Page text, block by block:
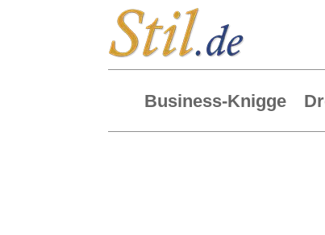
Business-Knigge